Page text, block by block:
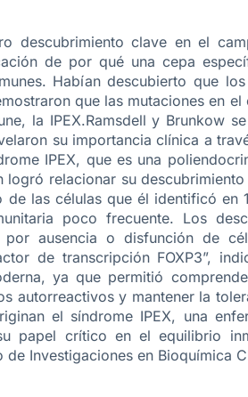
descubrimiento clave en el
de por qué una cepa
Habían descubierto que
que las mutaciones en el
la IPEX.Ramsdell y Brunkow
su importancia clínica a
IPEX, que es una
relacionar su
las células que él identificó en
poco frecuente. Los
ausencia o disfunción de
de transcripción FOXP3”,
ya que permitió
autorreactivos y mantener la
el síndrome IPEX, una
papel crítico en el equilibrio
Investigaciones en Bioquímica